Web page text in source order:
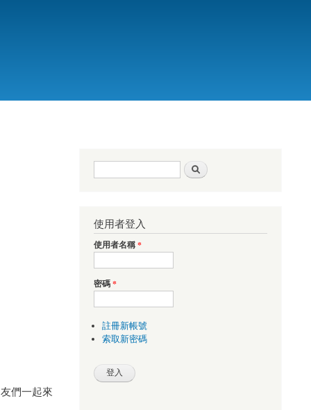
們一起來
搜尋表單
使用者登入
使用者名稱*
密碼*
註冊新帳號
索取新密碼